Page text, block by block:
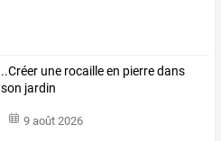
..Créer une rocaille en pierre dans
son jardin
9 août 2026